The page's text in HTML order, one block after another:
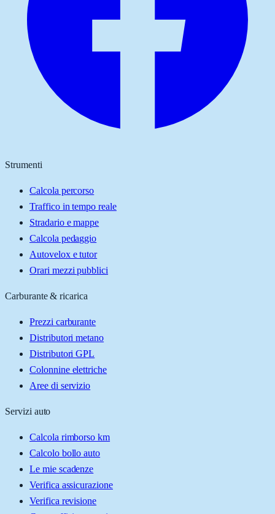
Strumenti
Calcola percorso
Traffico in tempo reale
Stradario e mappe
Calcola pedaggio
Autovelox e tutor
Orari mezzi pubblici
Carburante & ricarica
Prezzi carburante
Distributori metano
Distributori GPL
Colonnine elettriche
Aree di servizio
Servizi auto
Calcola rimborso km
Calcolo bollo auto
Le mie scadenze
Verifica assicurazione
Verifica revisione